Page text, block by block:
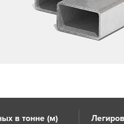
в тонне (м)